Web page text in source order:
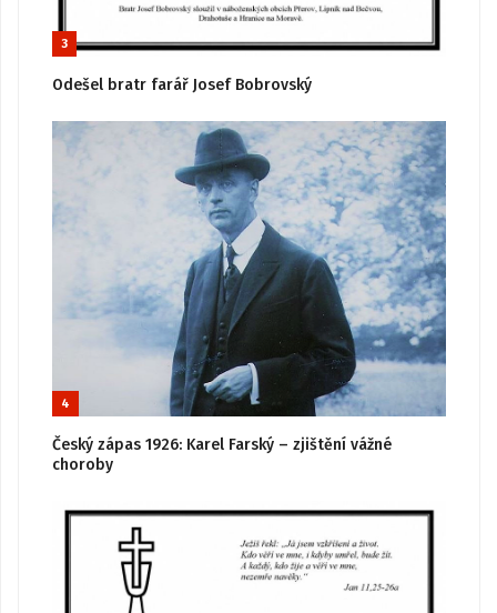
3
Odešel bratr farář Josef Bobrovský
4
Český zápas 1926: Karel Farský – zjištění vážné
choroby